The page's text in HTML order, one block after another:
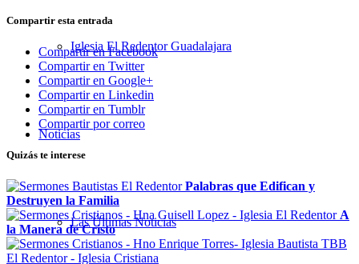
Iglesia El Redentor Guadalajara
Noticias
Las Últimas Noticias
Compartir esta entrada
Compartir en Facebook
Compartir en Twitter
Compartir en Google+
Compartir en Linkedin
Compartir en Tumblr
Compartir por correo
Quizás te interese
Palabras que Edifican y
Destruyen la Familia
A
la Manera de Cristo